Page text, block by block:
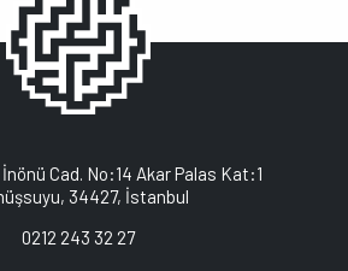
Cad. No:14 Akar Palas Kat:1
34427, İstanbul
0212 243 32 27